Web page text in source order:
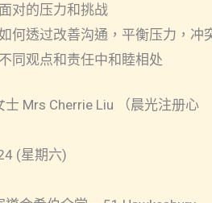
对的压力和挑战
何透过改善沟通，平衡压力，冲
同观点和责任中和睦相处
士 Mrs Cherrie Liu （晨光注册心
(星期六)